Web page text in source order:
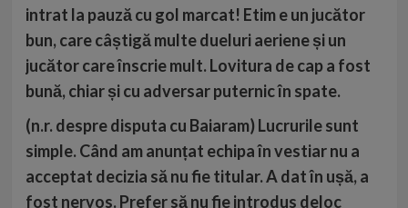
intrat la pauză cu gol marcat! Etim e un jucător
bun, care câștigă multe dueluri aeriene și un
jucător care înscrie mult. Lovitura de cap a fost
bună, chiar și cu adversar puternic în spate.
(n.r. despre disputa cu Baiaram) Lucrurile sunt
simple. Când am anunțat echipa în vestiar nu a
acceptat decizia să nu fie titular. A dat în ușă, a
fost nervos. Prefer să nu fie introdus deloc